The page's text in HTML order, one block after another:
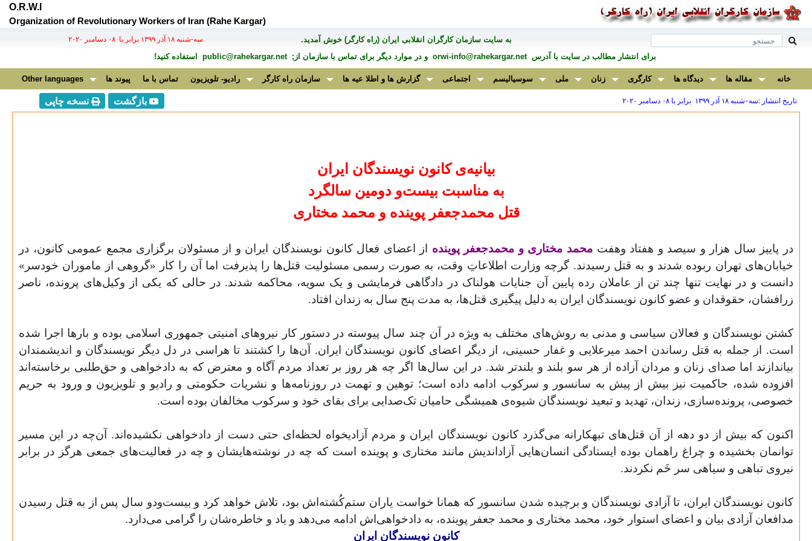
O.R.W.I
Organization of Revolutionary Workers of Iran (Rahe Kargar)
به سايت سازمان کارگران انقلابی ايران (راه کارگر) خوش آمديد. سه-شنبه ۱۸ آذر ۱۳۹۹ برابر با ۰۸ دسامبر ۲۰۲۰
برای انتشار مطالب در سايت با آدرسorwi-info@rahekargar.net و در موارد ديگر برای تماس با سازمان از;public@rahekargar.net استفاده کنید!
خانه مقاله ها دیدگاه ها کارگری زنان ملی سوسیالیسم اجتماعی گزارش ها و اطلا عیه ها سازمان راه کارگر رادیو- تلویزیون تماس با ما پیوند ها Other languages
تاریخ انتشار :سه-شنبه ۱۸ آذر ۱۳۹۹ برابر با ۰۸ دسامبر ۲۰۲۰ بازگشت نسخه چاپی
بیانیه‌ی کانون نویسندگان ایران
به مناسبت بیست‌و دومین سالگرد
قتل محمدجعفر پوینده و محمد مختاری
در پاییز سال هزار و سیصد و هفتاد وهفت محمد مختاری و محمدجعفر پوینده از اعضای فعال کانون نویسندگان ایران و از مسئولان برگزاری مجمع عمومی کانون، در
خیابان‌های تهران ربوده شدند و به قتل رسیدند. گرچه وزارت اطلاعاتِ وقت، به صورت رسمی مسئولیت قتل‌ها را پذیرفت اما آن را کار «گروهی از ماموران خودسر»
دانست و در نهایت تنها چند تن از عاملان رده پایین آن جنایات هولناک در دادگاهی فرمایشی و یک سویه، محاکمه شدند. در حالی که یکی از وکیل‌های پرونده، ناصر
زرافشان، حقوقدان و عضو کانون نویسندگان ایران به دلیل پیگیری قتل‌ها، به مدت پنج سال به زندان افتاد.
کشتن نویسندگان و فعالان سیاسی و مدنی به روش‌های مختلف به ویژه در آن چند سال پیوسته در دستور کار نیروهای امنیتی جمهوری اسلامی بوده و بارها اجرا شده
است. از جمله به قتل رساندن احمد میرعلایی و غفار حسینی، از دیگر اعضای کانون نویسندگان ایران. آن‌ها را کشتند تا هراسی در دل دیگر نویسندگان و اندیشمندان
بیاندازند اما صدای زنان و مردان آزاده از هر سو بلند و بلندتر شد. در این سال‌ها اگر چه هر روز بر تعداد مردم آگاه و معترض که به دادخواهی و حق‌طلبی برخاسته‌اند
افزوده شده، حاکمیت نیز بیش از پیش به سانسور و سرکوب ادامه داده است؛ توهین و تهمت در روزنامه‌ها و نشریات حکومتی و رادیو و تلویزیون و ورود به حریم
خصوصی، پرونده‌سازی، زندان، تهدید و تبعید نویسندگان شیوه‌ی همیشگی حامیان تک‌صدایی برای بقای خود و سرکوب مخالفان بوده است.
اکنون که بیش از دو دهه از آن قتل‌های تبهکارانه می‌گذرد کانون نویسندگان ایران و مردم آزادیخواه لحظه‌ای حتی دست از دادخواهی نکشیده‌اند. آن‌چه در این مسیر
توانمان بخشیده‌ و چراغ راهمان بوده ایستادگی انسان‌هایی آزاداندیش مانند مختاری و پوینده است که چه در نوشته‌هایشان و چه در فعالیت‌های جمعی هرگز در برابر
نیروی تباهی و سیاهی سر خَم نکردند.
کانون نویسندگان ایران، تا آزادی نویسندگان و برچیده شدن سانسور که همانا خواست یاران ستم‌کُشته‌اش بود، تلاش خواهد کرد و بیست‌ودو سال پس از به قتل رسیدن
مدافعان آزادی بیان و اعضای استوار خود، محمد مختاری و محمد جعفر پوینده، به دادخواهی‌اش ادامه می‌دهد و یاد و خاطره‌شان را گرامی می‌دارد.
کانون نویسندگان ایران